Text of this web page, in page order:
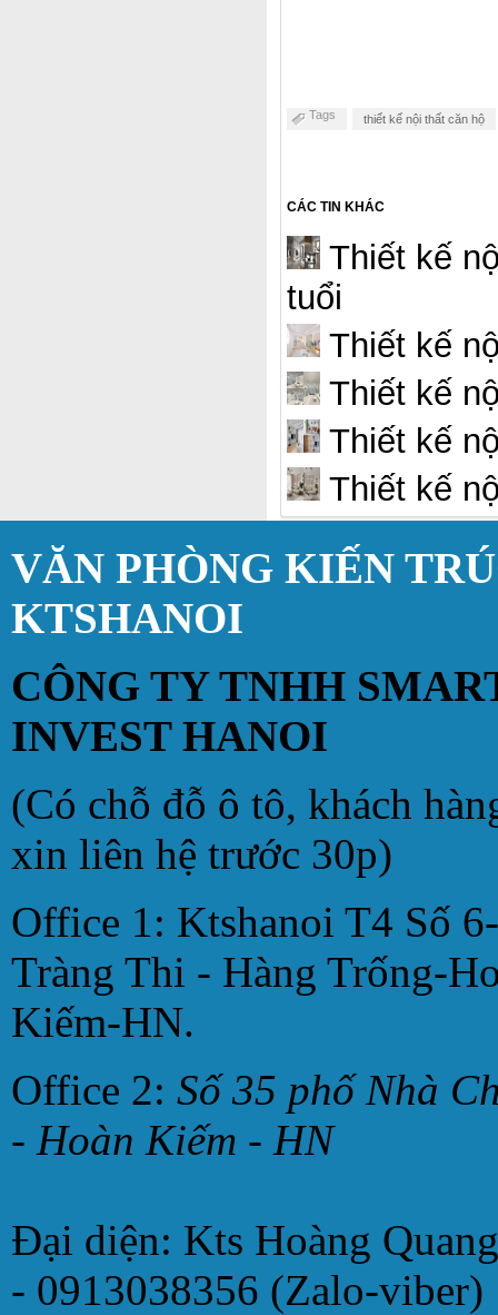
Tags thiết kế nội thất căn hộ
CÁC TIN KHÁC
Thiết kế
tuổi
Thiết kế
Thiết kế
Thiết kế
Thiết kế
VĂN PHÒNG KIẾN
KTSHANOI
CÔNG TY TNHH
INVEST HANOI
(Có chỗ đỗ ô tô, khách
xin liên hệ trước 30p)
Office 1: Ktshanoi T4 Số
Tràng Thi - Hàng Trống-
Kiếm-HN.
Office 2: Số 35 phố Nhà
- Hoàn Kiếm - HN
Đại diện: Kts Hoàng
- 0913038356 (Zalo-viber)